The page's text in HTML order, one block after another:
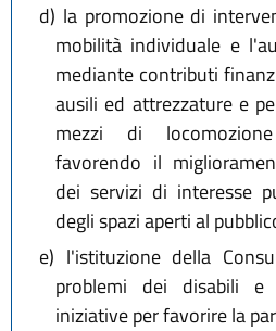
d) la promozione di
mobilità individuale e
mediante contributi
ausili ed attrezzature e
mezzi di
favorendo il
dei servizi di interesse
degli spazi aperti al
e) l'istituzione della
problemi dei disabili
iniziative per favorire la